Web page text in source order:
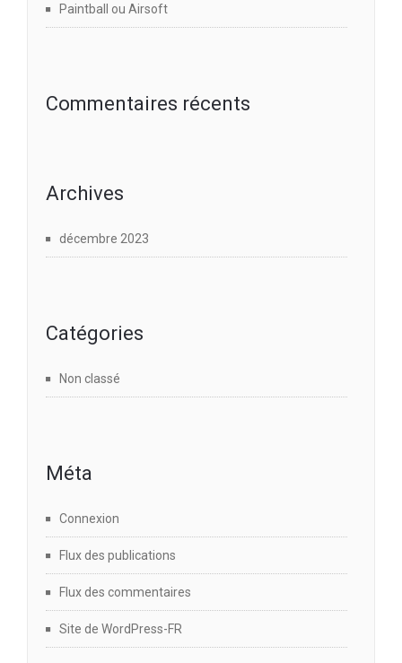
Paintball ou Airsoft
Commentaires récents
Archives
décembre 2023
Catégories
Non classé
Méta
Connexion
Flux des publications
Flux des commentaires
Site de WordPress-FR